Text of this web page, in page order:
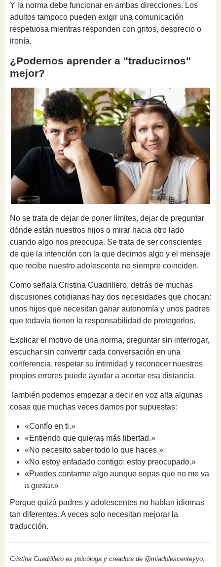
Y la norma debe funcionar en ambas direcciones. Los
adultos tampoco pueden exigir una comunicación
respetuosa mientras responden con gritos, desprecio o
ironía.
¿Podemos aprender a "traducirnos"
mejor?
No se trata de dejar de poner límites, dejar de preguntar
dónde están nuestros hijos o mirar hacia otro lado
cuando algo nos preocupa. Se trata de ser conscientes
de que la intención con la que decimos algo y el mensaje
que recibe nuestro adolescente no siempre coinciden.
Como señala Cristina Cuadrillero, detrás de muchas
discusiones cotidianas hay dos necesidades que chocan:
unos hijos que necesitan ganar autonomía y unos padres
que todavía tienen la responsabilidad de protegerlos.
Explicar el motivo de una norma, preguntar sin interrogar,
escuchar sin convertir cada conversación en una
conferencia, respetar su intimidad y reconocer nuestros
propios errores puede ayudar a acortar esa distancia.
También podemos empezar a decir en voz alta algunas
cosas que muchas veces damos por supuestas:
«Confío en ti.»
«Entiendo que quieras más libertad.»
«No necesito saber todo lo que haces.»
«No estoy enfadado contigo; estoy preocupado.»
«Puedes contarme algo aunque sepas que no me va
a gustar.»
Porque quizá padres y adolescentes no hablan idiomas
tan diferentes. A veces solo necesitan mejorar la
traducción.
Cristina Cuadrillero es psicóloga y creadora de @miadolescenteyyo,